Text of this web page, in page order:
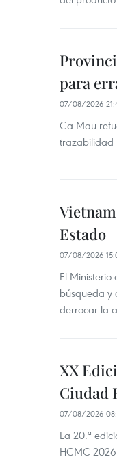
para
07/08/2026
Ca Mau
trazabilidad
Estado
07/08/2026
El
búsqueda y
derrocar la
XX
Ciudad
07/08/2026
La 20.ª
HCMC